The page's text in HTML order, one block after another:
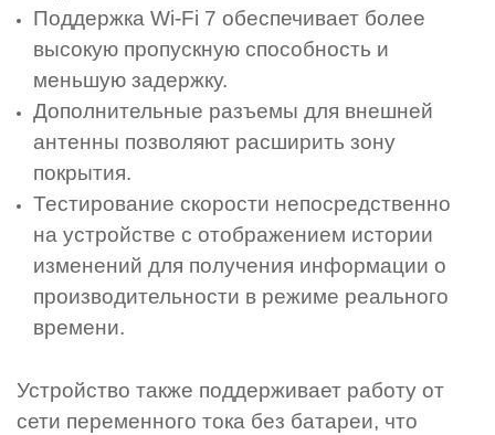
Поддержка Wi-Fi 7 обеспечивает более
высокую пропускную способность и
меньшую задержку.
Дополнительные разъемы для внешней
антенны позволяют расширить зону
покрытия.
Тестирование скорости непосредственно
на устройстве с отображением истории
изменений для получения информации о
производительности в режиме реального
времени.
Устройство также поддерживает работу от
сети переменного тока без батареи, что